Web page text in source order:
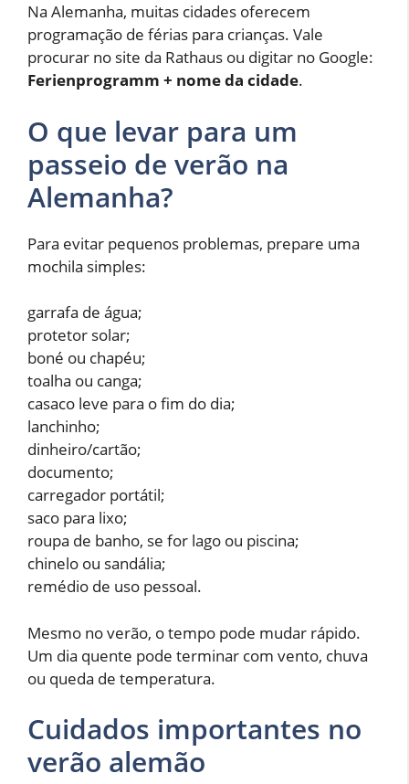
Na Alemanha, muitas cidades oferecem
programação de férias para crianças. Vale
procurar no site da Rathaus ou digitar no Google:
Ferienprogramm + nome da cidade.
O que levar para um
passeio de verão na
Alemanha?
Para evitar pequenos problemas, prepare uma
mochila simples:
garrafa de água;
protetor solar;
boné ou chapéu;
toalha ou canga;
casaco leve para o fim do dia;
lanchinho;
dinheiro/cartão;
documento;
carregador portátil;
saco para lixo;
roupa de banho, se for lago ou piscina;
chinelo ou sandália;
remédio de uso pessoal.
Mesmo no verão, o tempo pode mudar rápido.
Um dia quente pode terminar com vento, chuva
ou queda de temperatura.
Cuidados importantes no
verão alemão